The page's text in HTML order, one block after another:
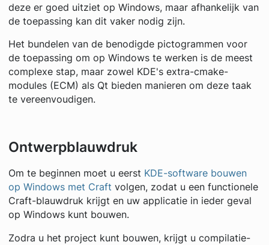
deze er goed uitziet op Windows, maar afhankelijk van
de toepassing kan dit vaker nodig zijn.
Het bundelen van de benodigde pictogrammen voor
de toepassing om op Windows te werken is de meest
complexe stap, maar zowel KDE's extra-cmake-
modules (ECM) als Qt bieden manieren om deze taak
te vereenvoudigen.
Ontwerpblauwdruk
Om te beginnen moet u eerst KDE-software bouwen
op Windows met Craft volgen, zodat u een functionele
Craft-blauwdruk krijgt en uw applicatie in ieder geval
op Windows kunt bouwen.
Zodra u het project kunt bouwen, krijgt u compilatie-